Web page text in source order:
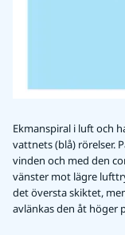
Ekmanspiral i luft och
vattnets (blå) rörelser.
vinden och med den
vänster mot lägre
det översta skiktet,
avlänkas den åt höger